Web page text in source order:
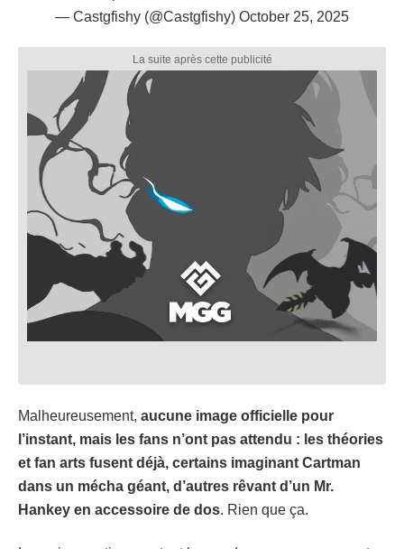
— Castgfishy (@Castgfishy) October 25, 2025
Malheureusement, aucune image officielle pour
l’instant, mais les fans n’ont pas attendu : les théories
et fan arts fusent déjà, certains imaginant Cartman
dans un mécha géant, d’autres rêvant d’un Mr.
Hankey en accessoire de dos. Rien que ça.